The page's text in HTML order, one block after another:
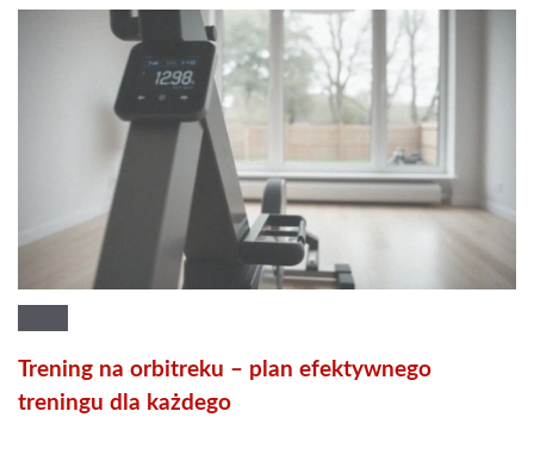
Trening na orbitreku – plan efektywnego
treningu dla każdego